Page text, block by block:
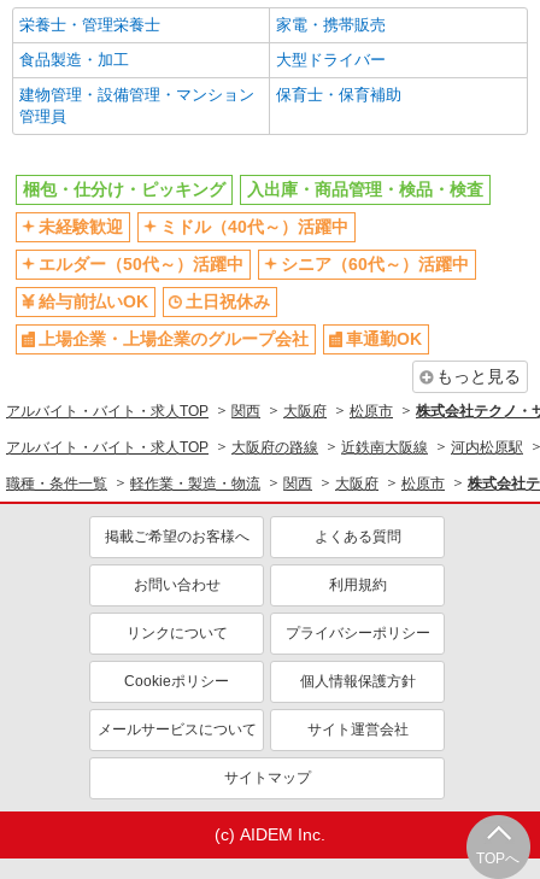
軽作業・製造・物流
梱包・仕分け・ピッキング
入出庫・商品管理・検品・検査
同じ特徴から求人を探す
土日祝休み
上場企業・上場企業のグループ会
社
車通勤OK
交通費支給
社会保険あり
栄養士・管理栄養士
家電・携帯販売
食品製造・加工
大型ドライバー
建物管理・設備管理・マンション
管理員
保育士・保育補助
TOPへ
梱包・仕分け・ピッキング
入出庫・商品管理・検品・検査
未経験歓迎
ミドル（40代～）活躍中
エルダー（50代～）活躍中
シニア（60代～）活躍中
給与前払いOK
土日祝休み
上場企業・上場企業のグループ会社
車通勤OK
もっと見る
アルバイト・バイト・求人TOP 関西 大阪府 松原市 株式会社テクノ・
アルバイト・バイト・求人TOP 大阪府の路線 近鉄南大阪線 河内松原駅
職種・条件一覧 軽作業・製造・物流 関西 大阪府 松原市 株式会社
掲載ご希望のお客様へ よくある質問
お問い合わせ 利用規約
リンクについて プライバシーポリシー
Cookieポリシー 個人情報保護方針
メールサービスについて サイト運営会社
サイトマップ
(c) AIDEM Inc.